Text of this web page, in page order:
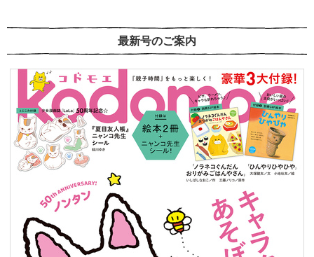
最新号のご案内